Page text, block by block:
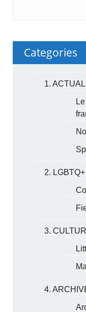
Categories
1.
2.
3.
4.